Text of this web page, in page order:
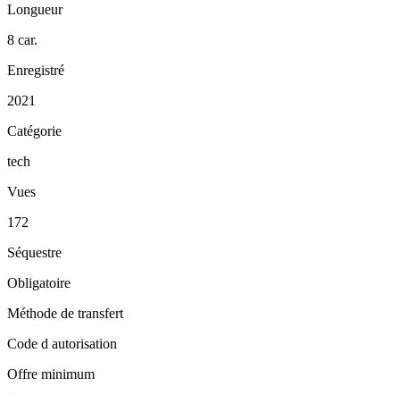
Longueur
8 car.
Enregistré
2021
Catégorie
tech
Vues
172
Séquestre
Obligatoire
Méthode de transfert
Code d autorisation
Offre minimum